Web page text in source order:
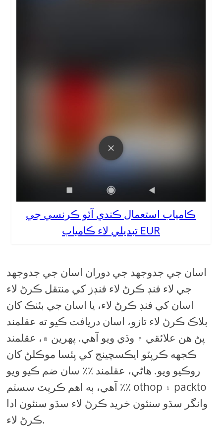
ڪامياب استعمال ڪندي آٽو ڪرنسي جي
تبديلي لاء ڪامياب EUR
اسان جي جدوجهد جي دوران اسان جي جدوجهد
جي لاء فنڊ ڪرڻ لاء فنڊز کي منتقل ڪرڻ لاء
اسان کي فنڊ ڪرڻ لاء، يا اسان جي بئنڪ کان
بلاڪ ڪرڻ لاء تازو، اسان دريافت ڪيو ته عقلمند
پڻ هن علائقي ۾ وڌي ويو آهي. پهرين ۾، عقلمند
ڪجهه ڪرپٽو ايڪسچينج کي پئسا موڪلڻ کان
روڪيو ويو. هاڻي، عقلمند ٪٪ سان ضم ڪيو ويو
آهي، ٻه اهم ڪرپٽ سسٽم ٪٪ othop ۽ packto
وانگر سڌو سنئون خريد ڪرڻ لاء سڌو سنئون ادا
ڪرڻ لاء.